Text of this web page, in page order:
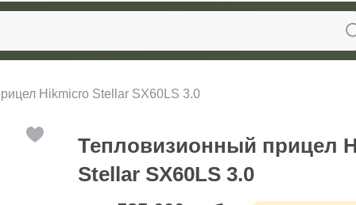
Hikmicro Stellar SX60LS 3.0
Тепловизионный прицел
Stellar SX60LS 3.0